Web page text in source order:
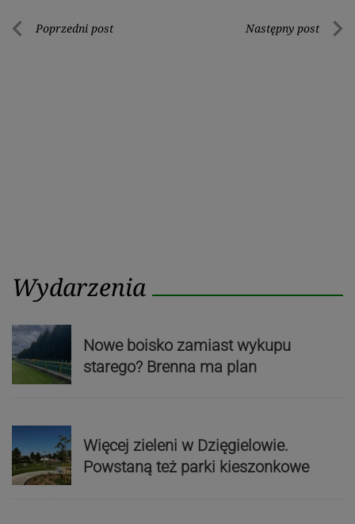
Nawigacja
Poprzedni post Następny post
Wydarzenia
Nowe boisko zamiast wykupu
starego? Brenna ma plan
Więcej zieleni w Dzięgielowie.
Powstaną też parki kieszonkowe